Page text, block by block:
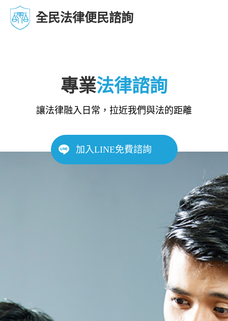
全民法律便民諮詢
專業法律諮詢
讓法律融入日常，拉近我們與法的距離
加入LINE免費諮詢